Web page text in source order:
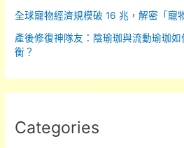
金
代
全球寵物經濟規模破 16 兆，解密「寵
產後修復神隊友：陰瑜珈與流動瑜珈
衡？
Categories